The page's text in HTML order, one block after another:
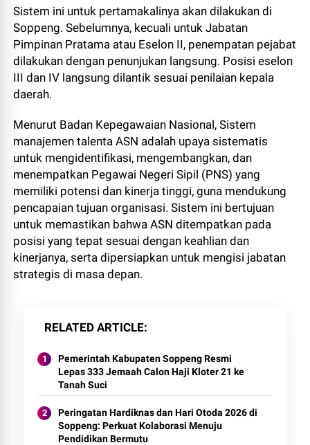
Sistem ini untuk pertamakalinya akan dilakukan di
Soppeng. Sebelumnya, kecuali untuk Jabatan
Pimpinan Pratama atau Eselon II, penempatan pejabat
dilakukan dengan penunjukan langsung. Posisi eselon
III dan IV langsung dilantik sesuai penilaian kepala
daerah.
Menurut Badan Kepegawaian Nasional, Sistem
manajemen talenta ASN adalah upaya sistematis
untuk mengidentifikasi, mengembangkan, dan
menempatkan Pegawai Negeri Sipil (PNS) yang
memiliki potensi dan kinerja tinggi, guna mendukung
pencapaian tujuan organisasi. Sistem ini bertujuan
untuk memastikan bahwa ASN ditempatkan pada
posisi yang tepat sesuai dengan keahlian dan
kinerjanya, serta dipersiapkan untuk mengisi jabatan
strategis di masa depan.
RELATED ARTICLE
Pemerintah Kabupaten Soppeng Resmi
Lepas 333 Jemaah Calon Haji Kloter 21 ke
Tanah Suci
Peringatan Hardiknas dan Hari Otoda 2026 di
Soppeng: Perkuat Kolaborasi Menuju
Pendidikan Bermutu